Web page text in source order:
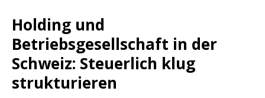
Holding und
Betriebsgesellschaft in der
Schweiz: Steuerlich klug
strukturieren